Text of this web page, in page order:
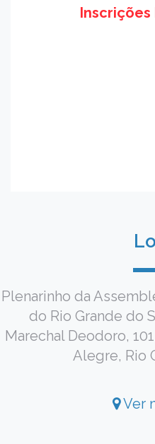
Inscrições
Plenarinho da
do Rio Grande do
Marechal Deodoro,
Alegre, Rio
Ver